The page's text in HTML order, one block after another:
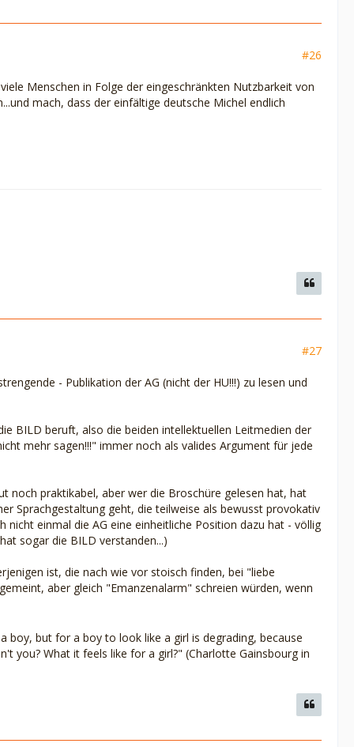
#26
Menschen in Folge der eingeschränkten Nutzbarkeit von
mach, dass der einfältige deutsche Michel endlich
#27
- Publikation der AG (nicht der HU!!!) zu lesen und
BILD beruft, also die beiden intellektuellen Leitmedien der
mehr sagen!!!" immer noch als valides Argument für jede
noch praktikabel, aber wer die Broschüre gelesen hat, hat
Sprachgestaltung geht, die teilweise als bewusst provokativ
einmal die AG eine einheitliche Position dazu hat - völlig
sogar die BILD verstanden...)
ist, die nach wie vor stoisch finden, bei "liebe
gemeint, aber gleich "Emanzenalarm" schreien würden, wenn
boy, but for a boy to look like a girl is degrading, because
you? What it feels like for a girl?" (Charlotte Gainsbourg in